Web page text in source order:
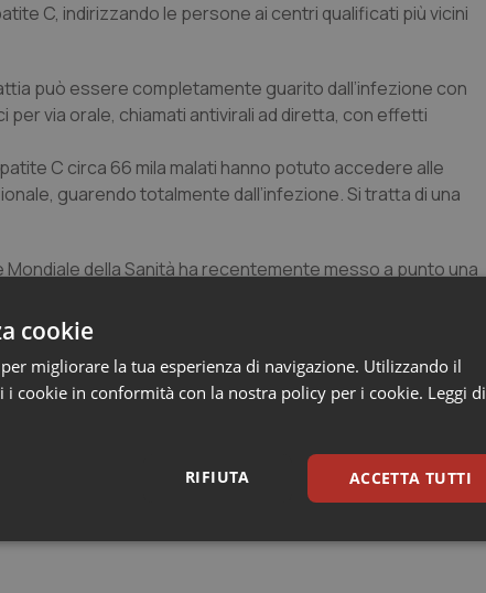
C, indirizzando le persone ai centri qualificati più vicini
può essere completamente guarito dall’infezione con
via orale, chiamati antivirali ad diretta, con effetti
C circa 66 mila malati hanno potuto accedere alle
guarendo totalmente dall’infezione. Si tratta di una
della Sanità ha recentemente messo a punto una
obiettivi per il 2030: ridurre le nuove infezioni di
65%.
C ma ancora non si sono recati presso un centro
evitando che la malattia peggiori – dichiaraIvan
abbiamo gli strumenti per raggiungere gli obiettivi
dei nuovi farmaci antivirali ad azione diretta, rende
Ci aspettiamo che le autorità sanitarie garantiscano in
tutti i pazienti eleggibili ad una cura”.
cookie
migliorare la tua esperienza di navigazione. Utilizzando il
cookie in conformità con la nostra policy per i cookie. Leggi di
ACCETTA TUTTI
RIFIUTA
Statistici Marketing